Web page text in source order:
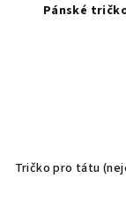
Pánské tričko
Tričko pro tátu